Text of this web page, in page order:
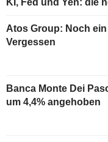
KI, Fed und Yen: die
Atos Group: Noch
Vergessen
Banca Monte Dei
um 4,4% angehoben